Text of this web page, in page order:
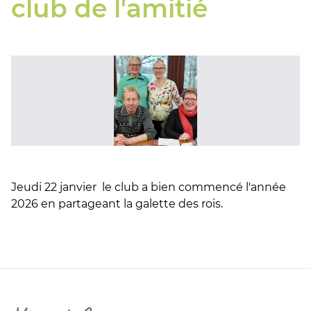
club de l'amitié
Jeudi 22 janvier le club a bien commencé l'année
2026 en partageant la galette des rois.